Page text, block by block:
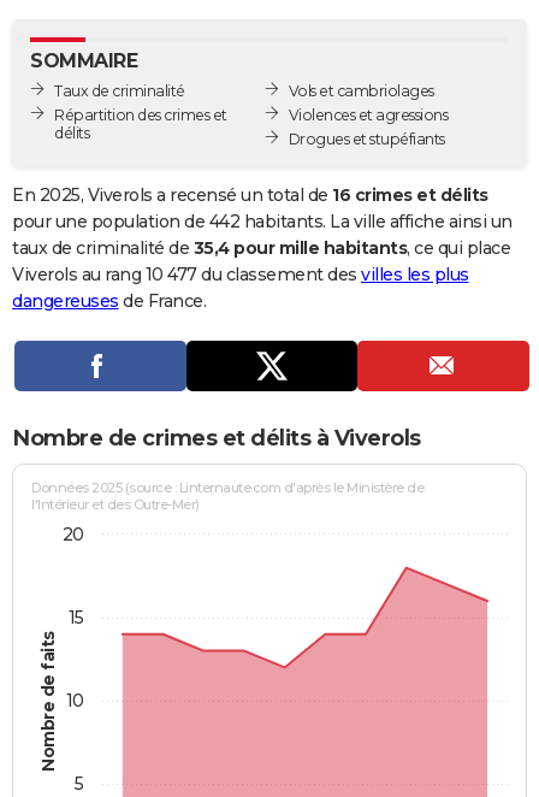
GUIDES D'ACHAT
BONS PLANS
Carte de Noël
Carte Bonne année
Carte Saint-Valentin
Carte Pâques
Carte d'anniversaire
DICTIONNAIRE
Dictionnaire
Biographies
Citations
Expressions
Proverbes
PROGRAMME TV
Se connecter
Entreprises
Service militaire
Avis de recherche
AVIS DE DÉCÈS
Bricolage
Lifestyle
Culture
Sport
Auto
Television
Voyage
Cinema
SOMMAIRE
Taux de criminalité
Répartition des crimes et
délits
Vols et cambriolages
Violences et agressions
Drogues et stupéfiants
En 2025, Viverols a recensé un total de 16 crimes et délits
pour une population de 442 habitants. La ville affiche ainsi un
taux de criminalité de 35,4 pour mille habitants, ce qui place
Viverols au rang 10 477 du classement des villes les plus
dangereuses de France.
Nombre de crimes et délits à Viverols
Nombre de faits
Données 2025 (source : Linternaute.com d'après le Ministère de
l'Intérieur et des Outre-Mer)
5
10
15
20